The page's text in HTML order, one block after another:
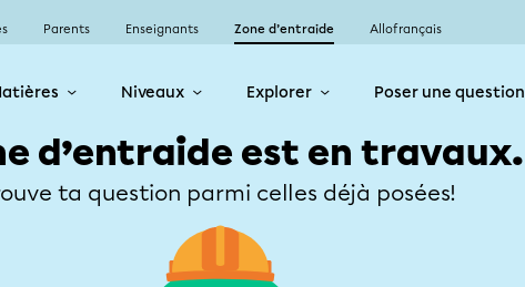
Parents Enseignants Zone d’entraide Allofrançais
Niveaux Explorer Poser une question
d’entraide est en travaux.
ta question parmi celles déjà posées!